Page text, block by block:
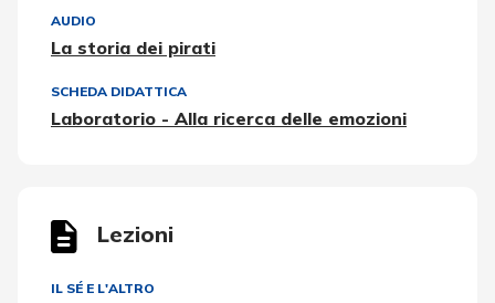
AUDIO
La storia dei pirati
SCHEDA DIDATTICA
Laboratorio - Alla ricerca delle emozioni
Lezioni
IL SÉ E L'ALTRO